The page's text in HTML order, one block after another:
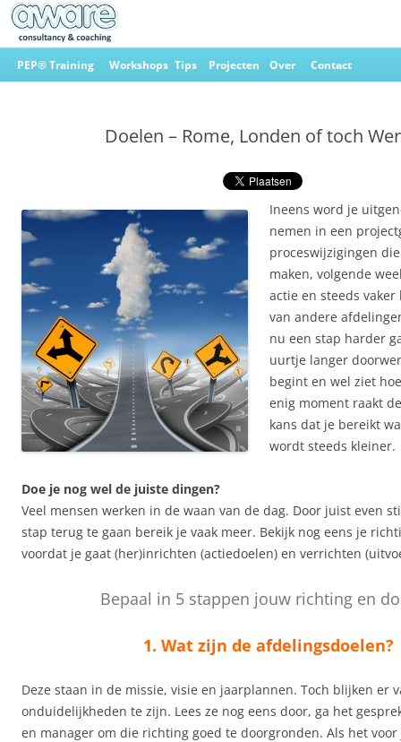
Ga
naar
PEP® Training Workshops Tips Projecten Over Contact
Doelen – Rome, Londen of toch
Ineens word je
nemen in een
proceswijzigingen
maken, volgende
actie en steeds vaker
van andere
nu een stap harder
uurtje langer
begint en wel ziet
enig moment raakt
kans dat je bereikt
wordt steeds kleiner.
Doe je nog wel de juiste dingen?
Veel mensen werken in de waan van de dag. Door juist even
stap terug te gaan bereik je vaak meer. Bekijk nog eens je
voordat je gaat (her)inrichten (actiedoelen) en verrichten
Bepaal in 5 stappen jouw richting en
1. Wat zijn de afdelingsdoelen?
Deze staan in de missie, visie en jaarplannen. Toch blijken er
onduidelijkheden te zijn. Lees ze nog eens door, ga het
en manager om die richting goed te doorgronden. Als het